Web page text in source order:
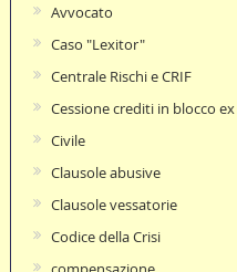
Avvocato
Caso "Lexitor"
Centrale Rischi e CRIF
Cessione crediti in blocco
Civile
Clausole abusive
Clausole vessatorie
Codice della Crisi